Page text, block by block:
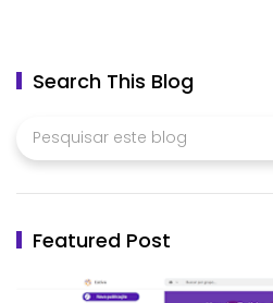
Search This Blog
Featured Post